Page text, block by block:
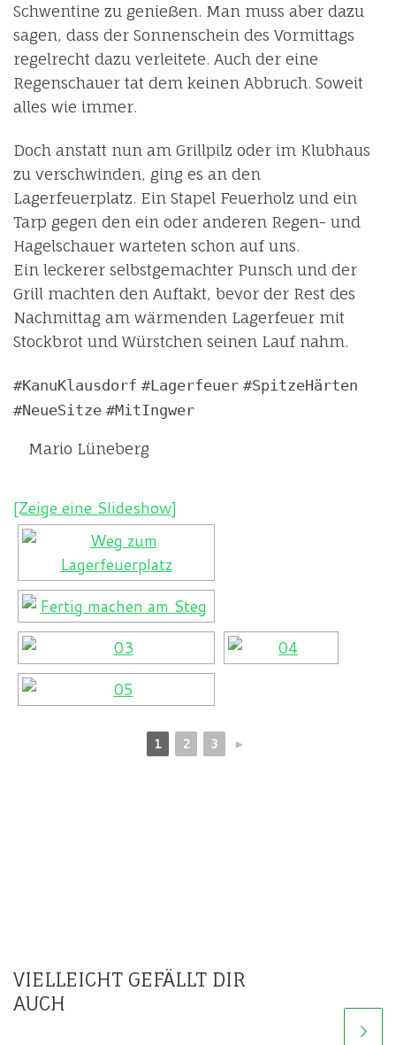
Schwentine zu genießen. Man muss aber dazu
sagen, dass der Sonnenschein des Vormittags
regelrecht dazu verleitete. Auch der eine
Regenschauer tat dem keinen Abbruch. Soweit
alles wie immer.
Doch anstatt nun am Grillpilz oder im Klubhaus
zu verschwinden, ging es an den
Lagerfeuerplatz. Ein Stapel Feuerholz und ein
Tarp gegen den ein oder anderen Regen- und
Hagelschauer warteten schon auf uns.
Ein leckerer selbstgemachter Punsch und der
Grill machten den Auftakt, bevor der Rest des
Nachmittag am wärmenden Lagerfeuer mit
Stockbrot und Würstchen seinen Lauf nahm.
#KanuKlausdorf #Lagerfeuer #SpitzeHärten
#NeueSitze #MitIngwer
Mario Lüneberg
[Zeige eine Slideshow]
1 2 3 ►
VIELLEICHT GEFÄLLT DIR
AUCH